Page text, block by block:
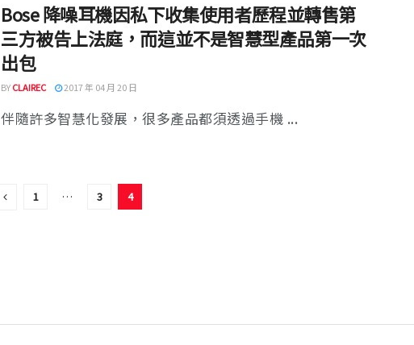
Bose 降噪耳機因私下收集使用者歷程並轉售第
三方被告上法庭，而這並不是智慧型產品第一次
出包
BYCLAIREC 2017 年 04 月 20 日
伴隨許多智慧化發展，很多產品都須透過手機 ...
1 … 3 4